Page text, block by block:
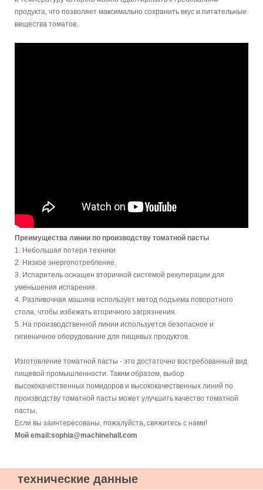
продукта, что позволяет максимально сохранить вкус и питательные
вещества томатов.
Преимущества линии по производству томатной пасты
1. Небольшая потеря техники
2. Низкое энергопотребление.
3. Испаритель оснащен вторичной системой рекуперации для
уменьшения испарения.
4. Разливочная машина использует метод подъема поворотного
стола, чтобы избежать вторичного загрязнения.
5. На производственной линии используется безопасное и
гигиеничное оборудование для пищевых продуктов.
Изготовление томатной пасты - это достаточно востребованный вид
пищевой промышленности. Таким образом, выбор
высококачественных помидоров и высококачественных линий по
производству томатной пасты может улучшить качество томатной
пасты.
Если вы заинтересованы, пожалуйста, свяжитесь с нами!
Мой email:sophia@machinehall.com
технические данные